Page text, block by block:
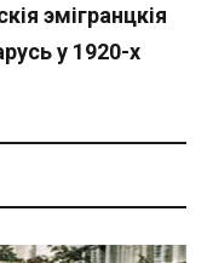
эмігранцкія
у 1920-х